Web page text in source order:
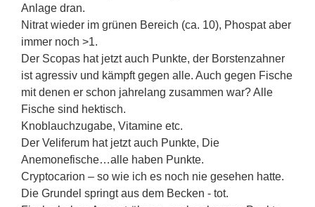
Anlage dran.
Nitrat wieder im grünen Bereich (ca. 10), Phospat aber
immer noch >1.
Der Scopas hat jetzt auch Punkte, der Borstenzahner
ist agressiv und kämpft gegen alle. Auch gegen Fische
mit denen er schon jahrelang zusammen war? Alle
Fische sind hektisch.
Knoblauchzugabe, Vitamine etc.
Der Veliferum hat jetzt auch Punkte, Die
Anemonefische…alle haben Punkte.
Cryptocarion – so wie ich es noch nie gesehen hatte.
Die Grundel springt aus dem Becken - tot.